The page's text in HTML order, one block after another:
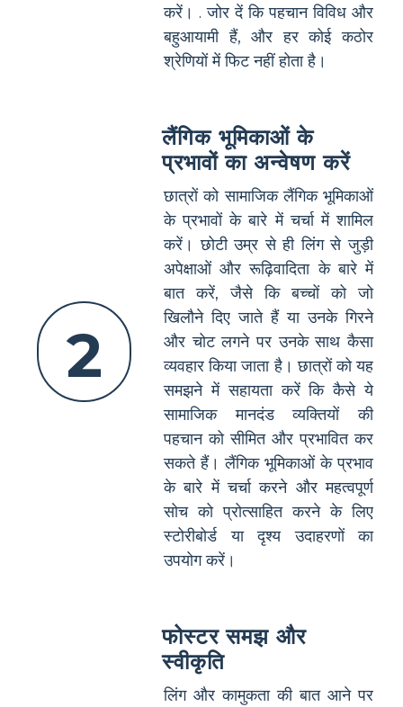
करें। . जोर दें कि पहचान विविध और
बहुआयामी हैं, और हर कोई कठोर
श्रेणियों में फिट नहीं होता है।
2
लैंगिक भूमिकाओं के
प्रभावों का अन्वेषण करें
छात्रों को सामाजिक लैंगिक भूमिकाओं
के प्रभावों के बारे में चर्चा में शामिल
करें। छोटी उम्र से ही लिंग से जुड़ी
अपेक्षाओं और रूढ़िवादिता के बारे में
बात करें, जैसे कि बच्चों को जो
खिलौने दिए जाते हैं या उनके गिरने
और चोट लगने पर उनके साथ कैसा
व्यवहार किया जाता है। छात्रों को यह
समझने में सहायता करें कि कैसे ये
सामाजिक मानदंड व्यक्तियों की
पहचान को सीमित और प्रभावित कर
सकते हैं। लैंगिक भूमिकाओं के प्रभाव
के बारे में चर्चा करने और महत्वपूर्ण
सोच को प्रोत्साहित करने के लिए
स्टोरीबोर्ड या दृश्य उदाहरणों का
उपयोग करें।
फोस्टर समझ और
स्वीकृति
लिंग और कामुकता की बात आने पर